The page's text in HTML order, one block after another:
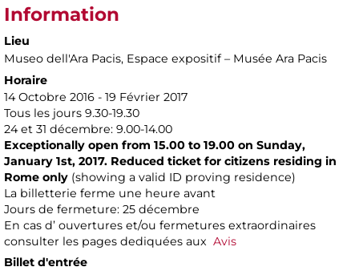
Information
Lieu
Museo dell'Ara Pacis, Espace expositif – Musée Ara Pacis
Horaire
14 Octobre 2016 - 19 Février 2017
Tous les jours 9.30-19.30
24 et 31 décembre: 9.00-14.00
Exceptionally open from 15.00 to 19.00 on Sunday,
January 1st, 2017. Reduced ticket for citizens residing in
Rome only (showing a valid ID proving residence)
La billetterie ferme une heure avant
Jours de fermeture: 25 décembre
En cas d’ ouvertures et/ou fermetures extraordinaires
consulter les pages dediquées aux Avis
Billet d'entrée